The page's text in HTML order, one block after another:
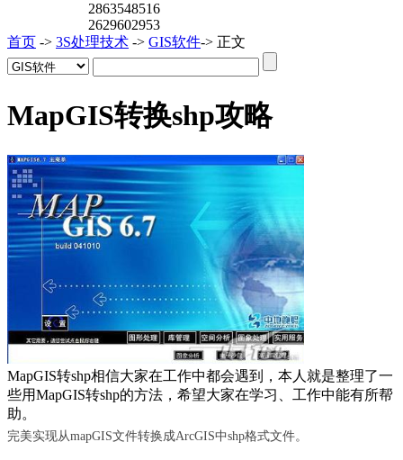
2863548516
2629602953
首页 -> 3S处理技术 -> GIS软件-> 正文
MapGIS转换shp攻略
MapGIS转shp相信大家在工作中都会遇到，本人就是整理了一
些用MapGIS转shp的方法，希望大家在学习、工作中能有所帮
助。
完美实现从mapGIS文件转换成ArcGIS中shp格式文件。